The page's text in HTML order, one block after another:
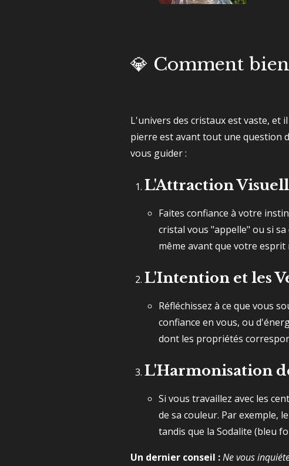
💎 Comment
L'univers des cristaux est vaste, et
pierre est avant tout une question
vous guider :
L'Attraction
Faites confiance à votre
cristal vous "appelle" ou si
même avant que votre esprit
L'Intention et les
Réfléchissez à ce que vous
confiance en vous, ou
dont les propriétés
L'Harmonisation
Si vous travaillez avec les
de sa couleur. Par exemple,
tandis que la Sodalite (bleu
Un dernier conseil :Ne vous